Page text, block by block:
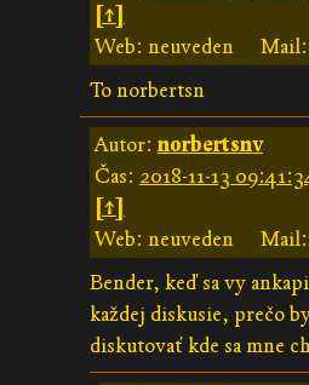
[↑]
Web: neuveden
Mail:
To norbertsn
Autor:norbertsnv
Čas: 2018-11-13
[↑]
Web: neuveden
Mail:
Bender, keď sa vy
každej diskusie, prečo
diskutovať kde sa mne